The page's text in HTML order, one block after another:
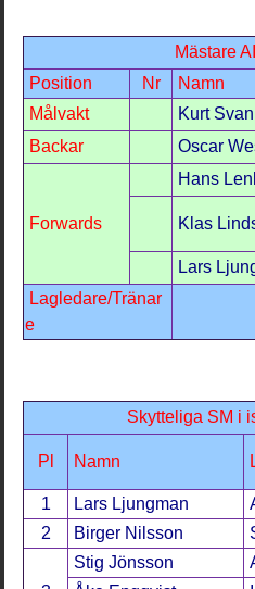
Mästare
Position
Nr Namn
Målvakt
Kurt
Backar
Oscar
Forwards
Hans
Klas
Lars
Lagledare/Tränar
e
Skytteliga SM i
Pl Namn
1
Lars Ljungman
2
Birger Nilsson
Stig Jönsson